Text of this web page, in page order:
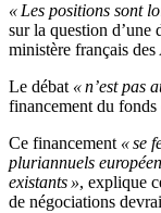
« Les positions sont
sur la question d’une
ministère français
Le débat « n’est pas
financement du fonds
Ce financement « se
pluriannuels
existants », explique
de négociations